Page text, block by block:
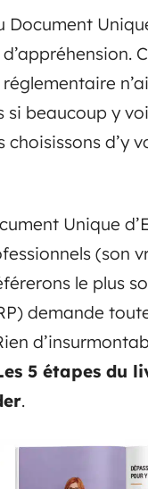
Document
si beaucoup y
d’y
Unique
(son
le plus
demande
5 étapes du
.